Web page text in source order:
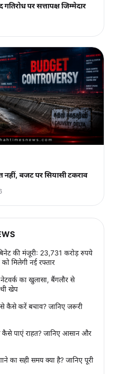
पर सत्तापक्ष जिम्मेदार
नहीं, बजट पर सियासी टकराव
की मंजूरी: 23,731 करोड़ रुपये
मिलेगी नई रफ्तार
का खुलासा, बैंगलौर से
खेप
से कैसे करें बचाव? जानिए जरूरी
कैसे पाएं राहत? जानिए आसान और
का सही समय क्या है? जानिए पूरी